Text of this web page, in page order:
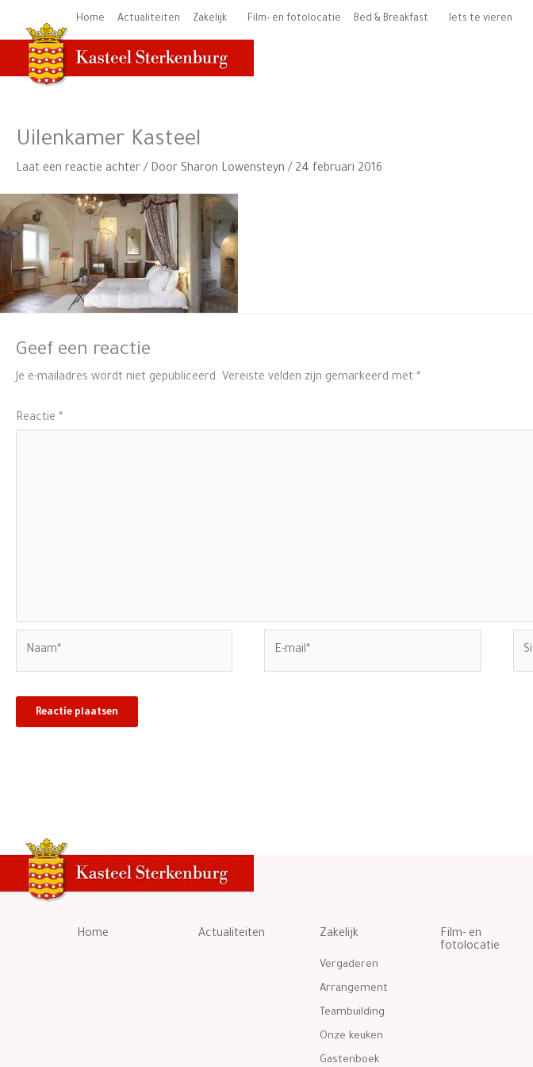
inhoud
Home Actualiteiten Zakelijk Film- en fotolocatie Bed & Breakfast Iets te vieren
Uilenkamer Kasteel
Laat een reactie achter / Door Sharon Lowensteyn / 24 februari 2016
Geef een reactie
Je e-mailadres wordt niet gepubliceerd. Vereiste velden zijn gemarkeerd met *
Reactie *
Home Actualiteiten Zakelijk
Vergaderen
Arrangement
Teambuilding
Onze keuken
Gastenboek
Film- en
fotolocatie